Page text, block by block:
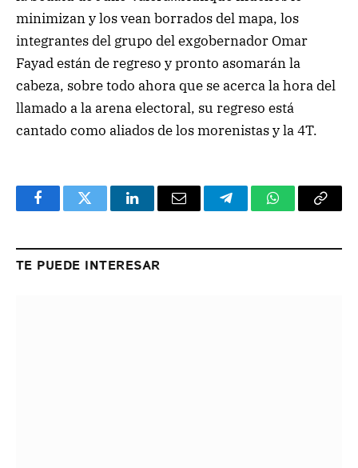
minimizan y los vean borrados del mapa, los
integrantes del grupo del exgobernador Omar
Fayad están de regreso y pronto asomarán la
cabeza, sobre todo ahora que se acerca la hora del
llamado a la arena electoral, su regreso está
cantado como aliados de los morenistas y la 4T.
FacebookTwitter LinkedInEmail TelegramWhatsApp
Copy
TE PUEDE INTERESAR